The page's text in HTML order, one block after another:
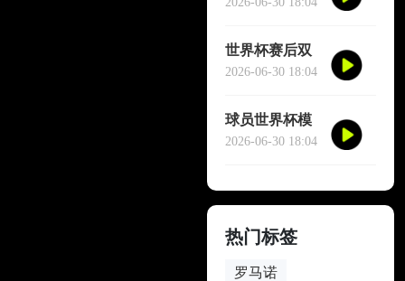
世界杯赛后双
方球员大规模
2026-06-30 18:04
球员世界杯模
仿哈兰德冥想
2026-06-30 18:04
热门标签
罗马诺